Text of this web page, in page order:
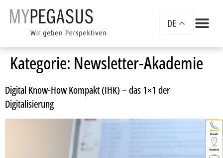
DE
Kategorie: Newsletter-Akademie
Digital Know-How Kompakt (IHK) – das 1×1 der
Digitalisierung